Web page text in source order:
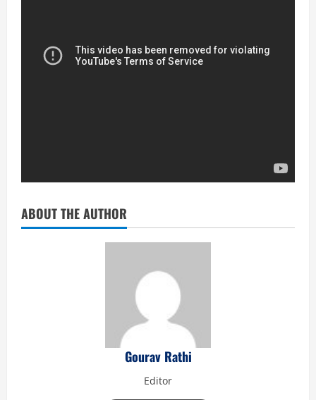
ABOUT THE AUTHOR
Gourav Rathi
Editor